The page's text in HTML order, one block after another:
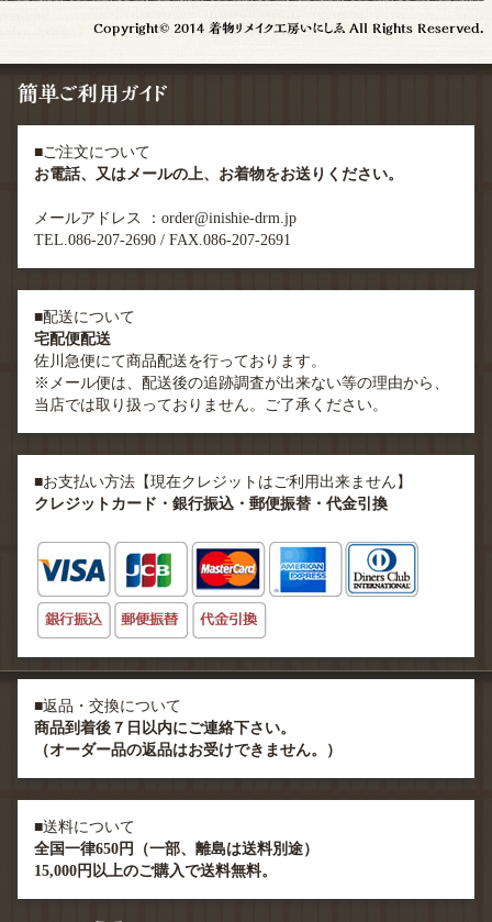
■ご注文について
お電話、又はメールの上、お着物をお送りください。
メールアドレス ：order@inishie-drm.jp
TEL.086-207-2690 / FAX.086-207-2691
■配送について
宅配便配送
佐川急便にて商品配送を行っております。
※メール便は、配送後の追跡調査が出来ない等の理由から、
当店では取り扱っておりません。ご了承ください。
■お支払い方法【現在クレジットはご利用出来ません】
クレジットカード・銀行振込・郵便振替・代金引換
■返品・交換について
商品到着後７日以内にご連絡下さい。
（オーダー品の返品はお受けできません。）
■送料について
全国一律650円（一部、離島は送料別途）
15,000円以上のご購入で送料無料。